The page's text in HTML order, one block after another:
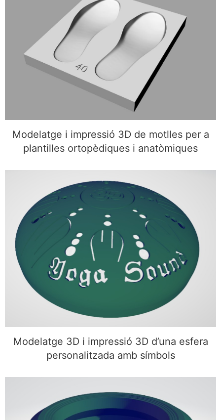
Modelatge i impressió 3D de motlles per a
plantilles ortopèdiques i anatòmiques
Modelatge i impressió 3D de motlles per a
plantilles ortopèdiques i anatòmiques
Modelatge 3D i impressió 3D d’una esfera
personalitzada amb símbols
Modelatge 3D i impressió 3D d’una esfera
personalitzada amb símbols